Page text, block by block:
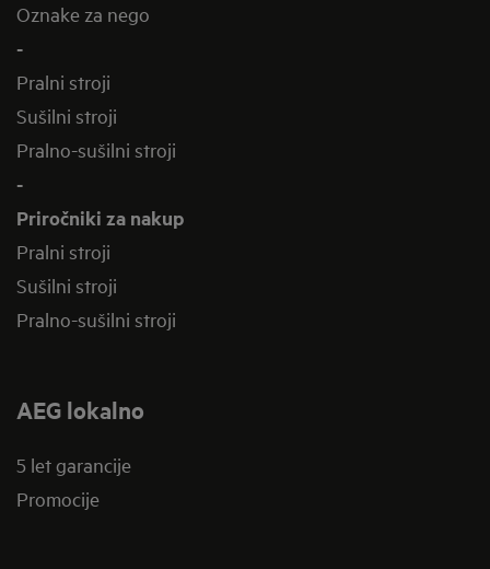
Oznake za nego
-
Pralni stroji
Sušilni stroji
Pralno-sušilni stroji
-
Priročniki za nakup
Pralni stroji
Sušilni stroji
Pralno-sušilni stroji
AEG lokalno
5 let garancije
Promocije